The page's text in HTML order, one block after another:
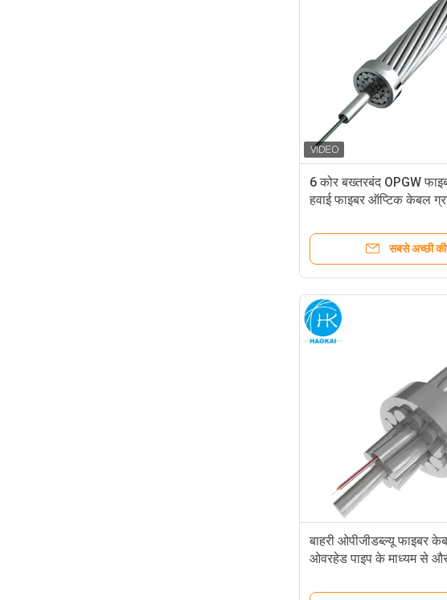
6 कोर बख्तरबंद OPGW
हवाई फाइबर ऑप्टिक केबल
सबसे अच्छी
बाहरी ओपीजीडब्ल्यू फाइबर
ओवरहेड पाइप के माध्यम से और